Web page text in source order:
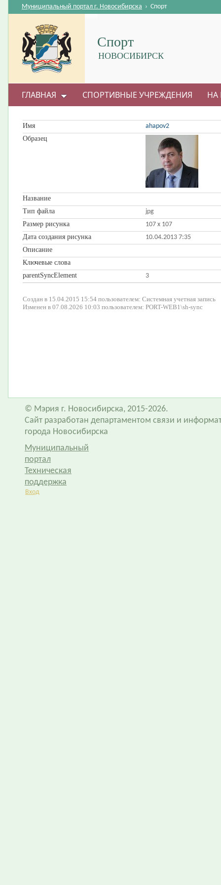
Спорт
НОВОСИБИРСК
Муниципальный портал г. Новосибирска › Спорт
ГЛАВНАЯ СПОРТИВНЫЕ УЧРЕЖДЕНИЯ НА
ВОПРОС-ОТВЕТ
Имя
ahapov2
Образец
Название
Тип файла
jpg
Размер рисунка
107 x 107
Дата создания рисунка
10.04.2013 7:35
Описание
Ключевые слова
parentSyncElement
3
Создан в 15.04.2015 15:54 пользователем: Системная учетная запись
Изменен в 07.08.2026 10:03 пользователем: PORT-WEB1\sh-sync
© Мэрия г. Новосибирска, 2015-2026.
Сайт разработан департаментом связи и
города Новосибирска
Муниципальный
портал
Техническая
поддержка
Вход